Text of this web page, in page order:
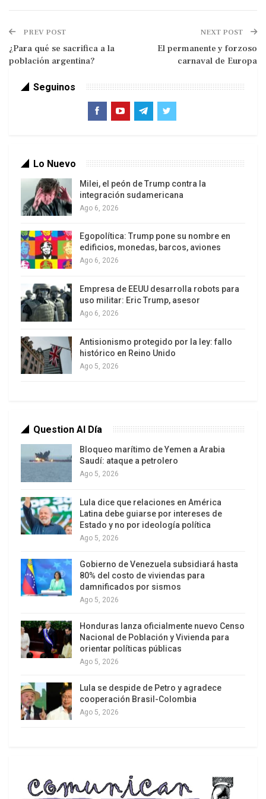
informó con base en un Estudio de Impacto
Ambiental (EIA-RIMA) realizado en 2013.
suspendidas por el 7º Tribunal Federal de Justicia
de Manaus (AM), con el argumento de que el
(Ipaam), además de la falta de estudios. de
Aún en fase de ampliación, se espera que el
Con un desfase de diez años entre el estudio y las
operaciones, los planes de la empresa y la
considerar la presencia de pueblos indígenas de la
región, como lo señala el colectivo Resistência
Amazônica, del que forma parte la Comisión
Pastoral de la Tierra (CPT).
A principios de febrero de este año, el Ministerio
Público Federal (MPF) presentó una petición ante
el Tribunal Federal solicitando con urgencia la
licenciamiento ambiental ante el Instituto de
Protección Ambiental de Amazonas (Ipaam) que
involucran a la empresa Eneva SA y sus filiales.
El infoirme, publicado en agosto de 2023 por la
PREV POST
¿Para qué se sacrifica a la
población argentina?
NEXT POST
El permanente y forzoso
carnaval de Europa
Seguinos
Lo Nuevo
Milei, el peón de Trump contra la
integración sudamericana
Ago 6, 2026
Egopolítica: Trump pone su nombre en
edificios, monedas, barcos, aviones
Ago 6, 2026
Empresa de EEUU desarrolla robots para
uso militar: Eric Trump, asesor
Ago 6, 2026
Antisionismo protegido por la ley: fallo
histórico en Reino Unido
Ago 5, 2026
Question Al Día
Bloqueo marítimo de Yemen a Arabia
Saudí: ataque a petrolero
Ago 5, 2026
Lula dice que relaciones en América
Latina debe guiarse por intereses de
Estado y no por ideología política
Ago 5, 2026
Gobierno de Venezuela subsidiará hasta
80% del costo de viviendas para
damnificados por sismos
Ago 5, 2026
Honduras lanza oficialmente nuevo Censo
Nacional de Población y Vivienda para
orientar políticas públicas
Ago 5, 2026
Lula se despide de Petro y agradece
cooperación Brasil-Colombia
Ago 5, 2026